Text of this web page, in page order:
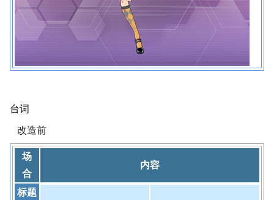
台词
改造前
场
合
内容
标题